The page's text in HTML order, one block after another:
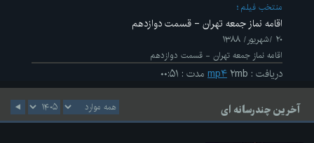
منتخب فیلم
اقامه نماز جمعه تهران - قسمت دوازدهم
۲۰ /شهریور/ ۱۳۸۸
اقامه نماز جمعه تهران - قسمت دوازدهم
دریافت : mp۴ ۲mb مدت : ۰۰:۵۱
آخرین چندرسانه ای